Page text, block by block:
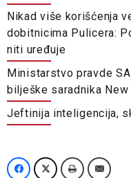
Nikad više korišćenja
dobitnicima Pulicera:
niti uređuje
Ministarstvo pravde
bilješke saradnika New
Jeftinija inteligencija,